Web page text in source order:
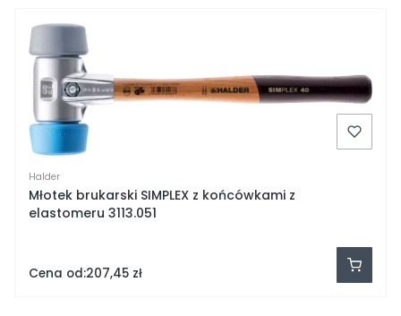
Halder
Młotek brukarski SIMPLEX z końcówkami z
elastomeru 3113.051
Cena od:207,45 zł